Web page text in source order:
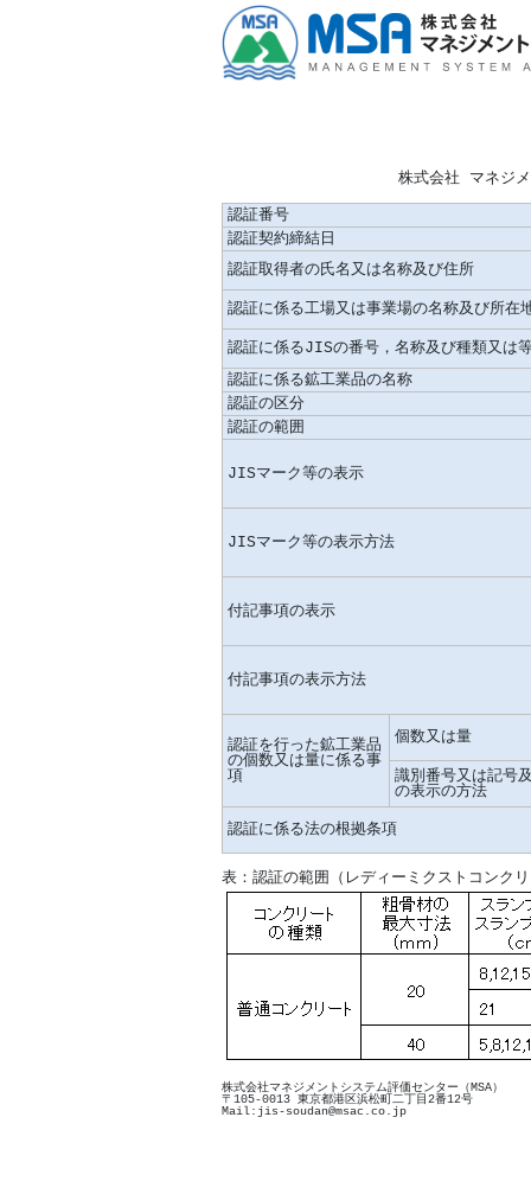
株式会社 マネジ
認証番号
認証契約締結日
認証取得者の氏名又は名称及び住所
認証に係る工場又は事業場の名称及び所在
認証に係るJISの番号，名称及び種類又は
認証に係る鉱工業品の名称
認証の区分
認証の範囲
JISマーク等の表示
JISマーク等の表示方法
付記事項の表示
付記事項の表示方法
認証を行った鉱工業品
の個数又は量に係る事
項
個数又は量
識別番号又は記号
の表示の方法
認証に係る法の根拠条項
表：認証の範囲（レディーミクストコンク
株式会社マネジメントシステム評価センター（MSA）
〒105-0013 東京都港区浜松町二丁目2番12号
Mail:jis-soudan@msac.co.jp